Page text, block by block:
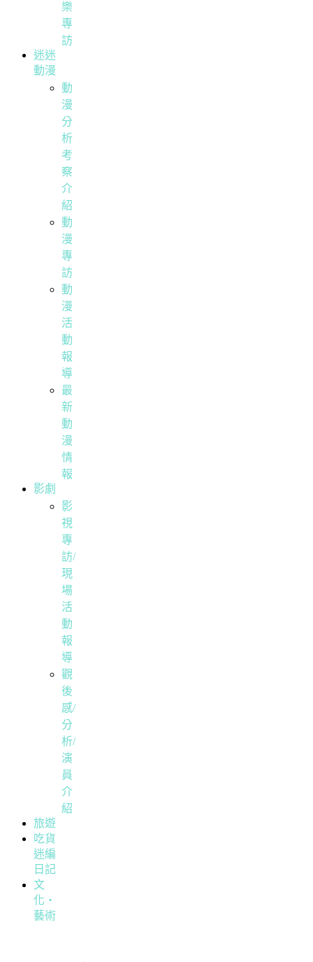
樂
專
訪
迷迷
動漫
動
漫
分
析
考
察
介
紹
動
漫
專
訪
動
漫
活
動
報
導
最
新
動
漫
情
報
影劇
影
視
專
訪/
現
場
活
動
報
導
觀
後
感/
分
析/
演
員
介
紹
旅遊
吃貨
迷編
日記
文
化・
藝術